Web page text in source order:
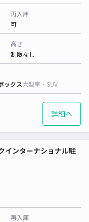
再入庫
可
高さ
制限なし
ックス大型車・SUV
詳細へ
インターナショナル駐
再入庫